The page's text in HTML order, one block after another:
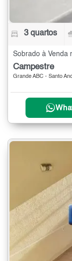
3 quartos
Sobrado à Venda
Campestre
Grande ABC - Santo